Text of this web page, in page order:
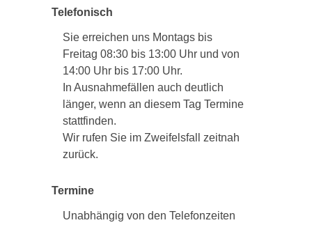
Telefonisch
Sie erreichen uns Montags bis
Freitag 08:30 bis 13:00 Uhr und von
14:00 Uhr bis 17:00 Uhr.
In Ausnahmefällen auch deutlich
länger, wenn an diesem Tag Termine
stattfinden.
Wir rufen Sie im Zweifelsfall zeitnah
zurück.
Termine
Unabhängig von den Telefonzeiten